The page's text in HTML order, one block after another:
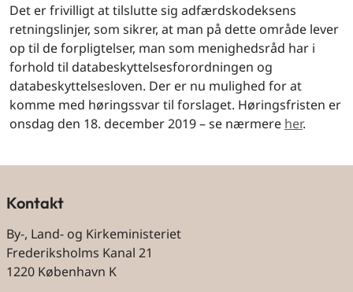
Det er frivilligt at tilslutte sig adfærdskodeksens
retningslinjer, som sikrer, at man på dette område lever
op til de forpligtelser, man som menighedsråd har i
forhold til databeskyttelsesforordningen og
databeskyttelsesloven. Der er nu mulighed for at
komme med høringssvar til forslaget. Høringsfristen er
onsdag den 18. december 2019 – se nærmere her.
Kontakt
By-, Land- og Kirkeministeriet
Frederiksholms Kanal 21
1220 København K